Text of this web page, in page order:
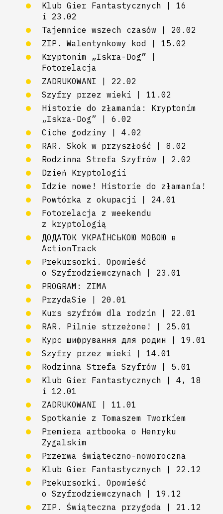
Klub Gier Fantastycznych | 16
i 23.02
Tajemnice wszech czasów | 20.02
ZIP. Walentynkowy kod | 15.02
Kryptonim „Iskra-Dog” |
Fotorelacja
ZADRUKOWANI | 22.02
Szyfry przez wieki | 11.02
Historie do złamania: Kryptonim
„Iskra-Dog” | 6.02
Ciche godziny | 4.02
RAR. Skok w przyszłość | 8.02
Rodzinna Strefa Szyfrów | 2.02
Dzień Kryptologii
Idzie nowe! Historie do złamania!
Powtórka z okupacji | 24.01
Fotorelacja z weekendu
z kryptologią
ДОДАТОК УКРАЇНСЬКОЮ МОВОЮ в
ActionTrack
Prekursorki. Opowieść
o Szyfrodziewczynach | 23.01
PROGRAM: ZIMA
PrzydaSie | 20.01
Kurs szyfrów dla rodzin | 22.01
RAR. Pilnie strzeżone! | 25.01
Курс шифрування для родин | 19.01
Szyfry przez wieki | 14.01
Rodzinna Strefa Szyfrów | 5.01
Klub Gier Fantastycznych | 4, 18
i 12.01
ZADRUKOWANI | 11.01
Spotkanie z Tomaszem Tworkiem
Premiera artbooka o Henryku
Zygalskim
Przerwa świąteczno-noworoczna
Klub Gier Fantastycznych | 22.12
Prekursorki. Opowieść
o Szyfrodziewczynach | 19.12
ZIP. Świąteczna przygoda | 21.12